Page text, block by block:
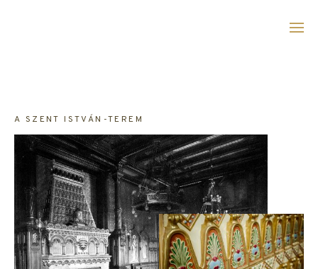
A SZENT ISTVÁN-TEREM